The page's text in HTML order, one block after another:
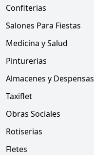
Confiterias
Salones Para Fiestas
Medicina y Salud
Pinturerias
Almacenes y Despensas
Taxiflet
Obras Sociales
Rotiserias
Fletes